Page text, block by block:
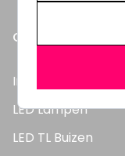
ONZE PRODUCTEN
Inbouwspots
LED Lampen
LED TL Buizen